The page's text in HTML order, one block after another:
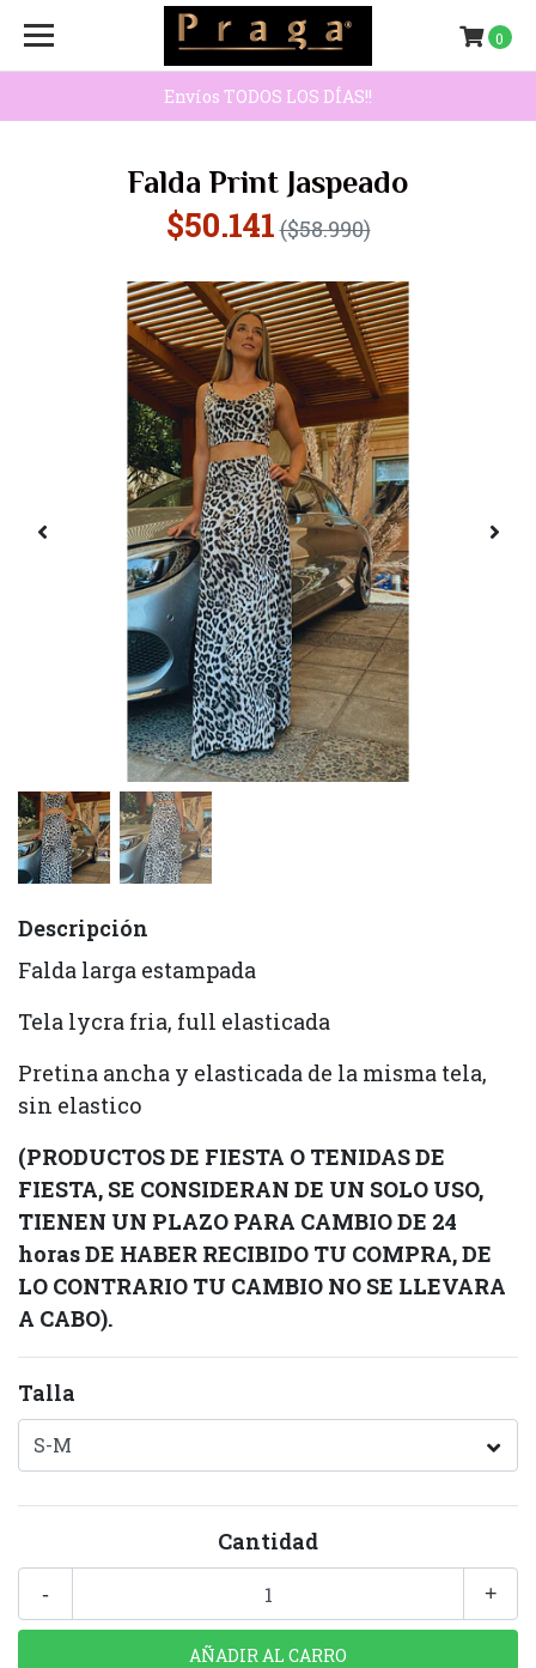
Envíos TODOS LOS DÍAS!!
0
Falda Print Jaspeado
$50.141($58.990)
Descripción
Falda larga estampada
Tela lycra fria, full elasticada
Pretina ancha y elasticada de la misma tela,
sin elastico
(PRODUCTOS DE FIESTA O TENIDAS DE
FIESTA, SE CONSIDERAN DE UN SOLO USO,
TIENEN UN PLAZO PARA CAMBIO DE 24
horas DE HABER RECIBIDO TU COMPRA, DE
LO CONTRARIO TU CAMBIO NO SE LLEVARA
A CABO).
Talla
Cantidad
+
-